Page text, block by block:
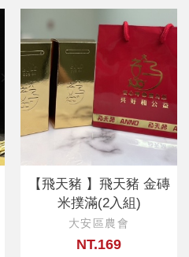
【飛天豬 】飛天豬 金磚
米撲滿(2入組)
大安區農會
NT.169